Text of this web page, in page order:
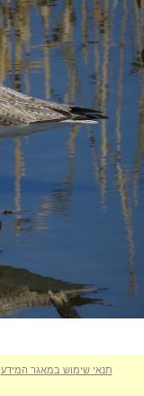
תנאי שימוש במאגר המידע